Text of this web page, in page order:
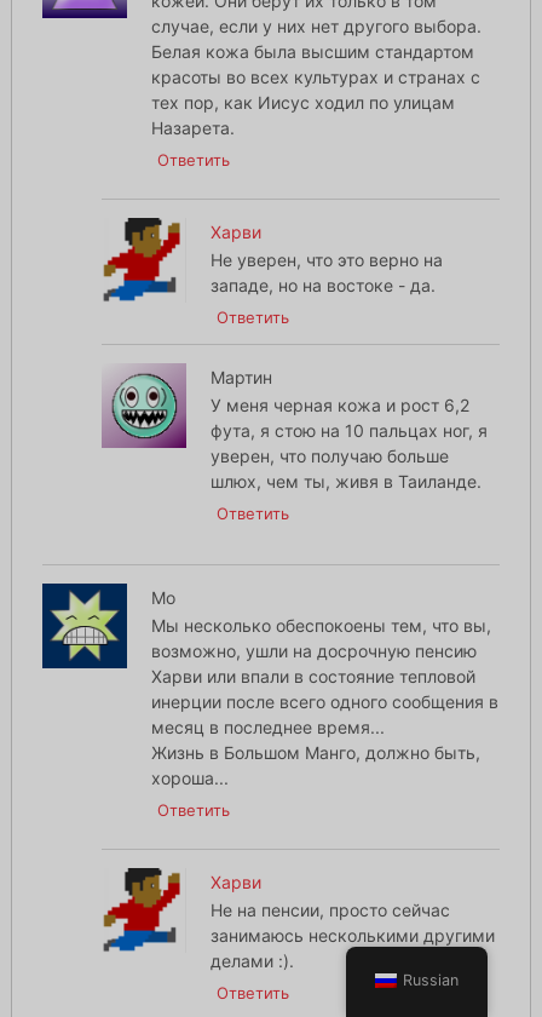
случае, если у них нет другого выбора.
Белая кожа была высшим стандартом
красоты во всех культурах и странах с
тех пор, как Иисус ходил по улицам
Назарета.
Ответить
Харви
Не уверен, что это верно на
западе, но на востоке - да.
Ответить
Мартин
У меня черная кожа и рост 6,2
фута, я стою на 10 пальцах ног, я
уверен, что получаю больше
шлюх, чем ты, живя в Таиланде.
Ответить
Мо
Мы несколько обеспокоены тем, что вы,
возможно, ушли на досрочную пенсию
Харви или впали в состояние тепловой
инерции после всего одного сообщения в
месяц в последнее время...
Жизнь в Большом Манго, должно быть,
хороша...
Ответить
Харви
Не на пенсии, просто сейчас
занимаюсь несколькими другими
делами :).
Ответить
Russian